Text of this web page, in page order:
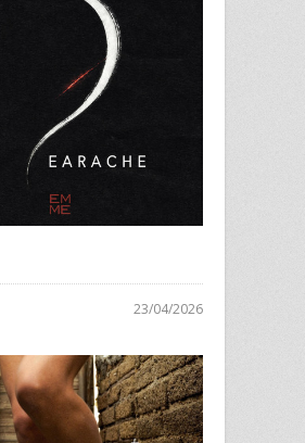
23/04/2026